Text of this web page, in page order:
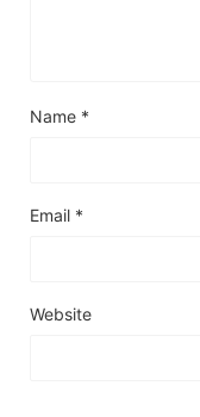
Name *
Email *
Website